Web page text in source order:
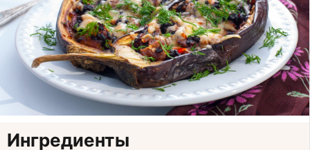
Ингредиенты